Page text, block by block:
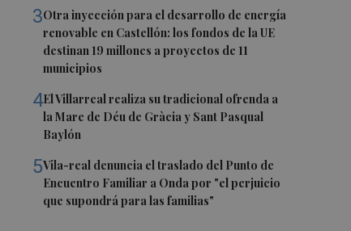
3Otra inyección para el desarrollo de energía
renovable en Castellón: los fondos de la UE
destinan 19 millones a proyectos de 11
municipios
4El Villarreal realiza su tradicional ofrenda a
la Mare de Déu de Gràcia y Sant Pasqual
Baylón
5Vila-real denuncia el traslado del Punto de
Encuentro Familiar a Onda por "el perjuicio
que supondrá para las familias"